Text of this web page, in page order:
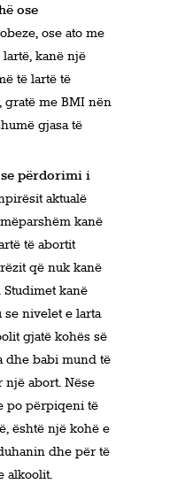
ose
ose ato me
kanë një
të lartë të
gratë me BMI nën
gjasa të
përdorimi i
aktualë
kanë
të abortit
që nuk kanë
kanë
nivelet e larta
gjatë kohës së
dhe babi mund të
abort. Nëse
po përpiqeni të
është një kohë e
dhe për të
alkoolit.